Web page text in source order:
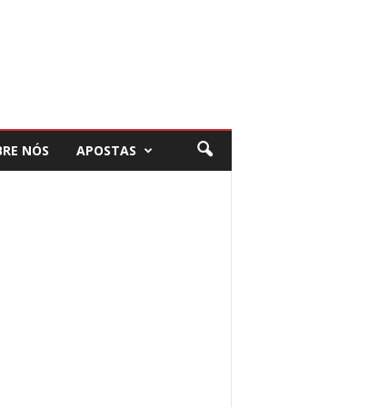
NÓS APOSTAS